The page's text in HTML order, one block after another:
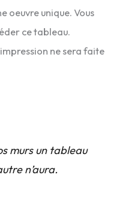
oeuvre unique. Vous
ce tableau.
ne sera faite
murs un tableau
n’aura.